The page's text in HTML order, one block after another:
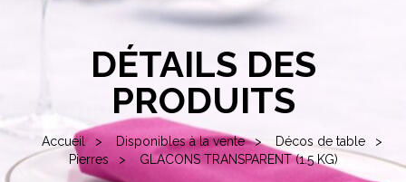
DÉTAILS DES
PRODUITS
Accueil Disponibles à la vente
Décos de table
Pierres
GLACONS TRANSPARENT (1.5 KG)